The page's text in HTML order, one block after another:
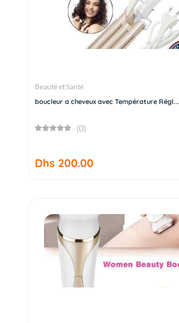
Beauté et Santé
boucleur a cheveux avec Température Régl...
(0)
Dhs 200.00